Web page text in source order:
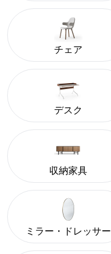
チェア
デスク
収納家具
ミラー・ドレッサー